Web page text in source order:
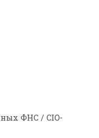
ФНС / CIO-